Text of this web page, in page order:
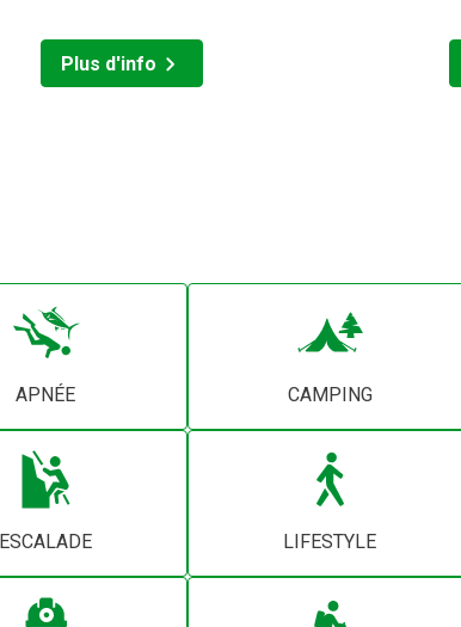
Plus d'info
APNÉE CAMPING
ESCALADE LIFESTYLE